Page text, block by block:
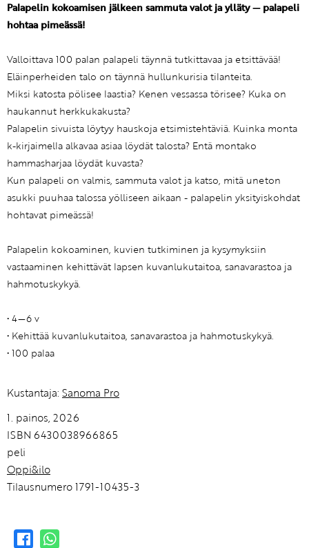
Palapelin kokoamisen jälkeen sammuta valot ja ylläty — palapeli
hohtaa pimeässä!
Valloittava 100 palan palapeli täynnä tutkittavaa ja etsittävää!
Eläinperheiden talo on täynnä hullunkurisia tilanteita.
Miksi katosta pölisee laastia? Kenen vessassa törisee? Kuka on
haukannut herkkukakusta?
Palapelin sivuista löytyy hauskoja etsimistehtäviä. Kuinka monta
k-kirjaimella alkavaa asiaa löydät talosta? Entä montako
hammasharjaa löydät kuvasta?
Kun palapeli on valmis, sammuta valot ja katso, mitä uneton
asukki puuhaa talossa yölliseen aikaan - palapelin yksityiskohdat
hohtavat pimeässä!
Palapelin kokoaminen, kuvien tutkiminen ja kysymyksiin
vastaaminen kehittävät lapsen kuvanlukutaitoa, sanavarastoa ja
hahmotuskykyä.
• 4—6 v
• Kehittää kuvanlukutaitoa, sanavarastoa ja hahmotuskykyä.
• 100 palaa
Kustantaja: Sanoma Pro
1. painos, 2026
ISBN 6430038966865
peli
Oppi&ilo
Tilausnumero 1791-10435-3